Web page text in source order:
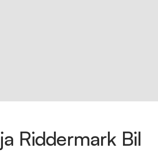
Riddermark Bil